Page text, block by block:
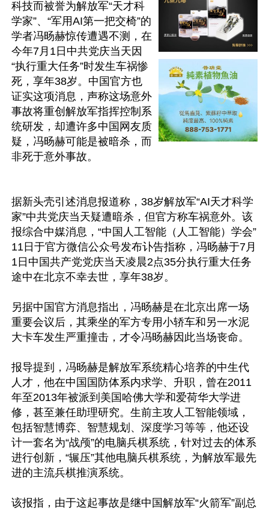
科技而被誉为解放军“天才科
学家”、“军用AI第一把交椅”的
学者冯旸赫惊传遭遇不测，在
今年7月1日中共党庆当天因
“执行重大任务”时发生车祸惨
死，享年38岁。中国官方也
证实这项消息，声称这场意外
事故将重创解放军指挥控制系
统研发，却遭许多中国网友质
疑，冯旸赫可能是被暗杀，而
非死于意外事故。
据新头壳引述消息报道称，38岁解放军“AI天才科学
家”中共党庆当天疑遭暗杀，但官方称车祸意外。该
报综合中媒消息，“中国人工智能（人工智能）学会”
11日于官方微信公众号发布讣告指称，冯旸赫于7月
1日中国共产党党庆当天凌晨2点35分执行重大任务
途中在北京不幸去世，享年38岁。
另据中国官方消息指出，冯旸赫是在北京出席一场
重要会议后，其乘坐的军方专用小轿车和另一水泥
大卡车发生严重撞击，才令冯旸赫因此当场丧命。
报导提到，冯旸赫是解放军系统精心培养的中生代
人才，他在中国国防体系内求学、升职，曾在2011
年至2013年被派到美国哈佛大学和爱荷华大学进
修，甚至兼任助理研究。生前主攻人工智能领域，
包括智慧博弈、智慧规划、深度学习等等，他还设
计一套名为“战颅”的电脑兵棋系统，针对过去的体系
进行创新，“辗压”其他电脑兵棋系统，为解放军最先
进的主流兵棋推演系统。
该报指，由于这起事故是继中国解放军“火箭军”副总